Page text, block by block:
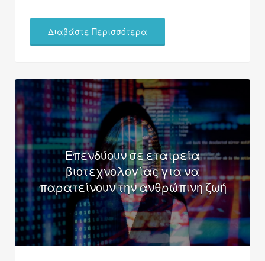
Διαβάστε Περισσότερα
Επενδύουν σε εταιρεία
βιοτεχνολογίας για να
παρατείνουν την ανθρώπινη ζωή